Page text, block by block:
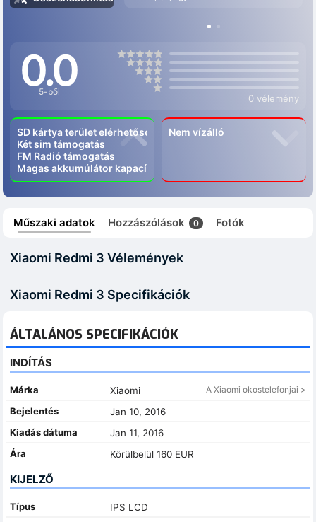
0.0
5-ből
0 vélemény
SD kártya terület elérhetőség
Két sim támogatás
FM Radió támogatás
Magas akkumúlátor kapacítás
Nem vízálló
Műszaki adatok Hozzászólások 0 Fotók
Xiaomi Redmi 3 Vélemények
Xiaomi Redmi 3 Specifikációk
ÁLTALÁNOS SPECIFIKÁCIÓK
INDÍTÁS
Márka Xiaomi A Xiaomi okostelefonjai >
Bejelentés
Jan 10, 2016
Kiadás dátuma
Jan 11, 2016
Ára
Körülbelül 160 EUR
KIJELZŐ
Típus
IPS LCD